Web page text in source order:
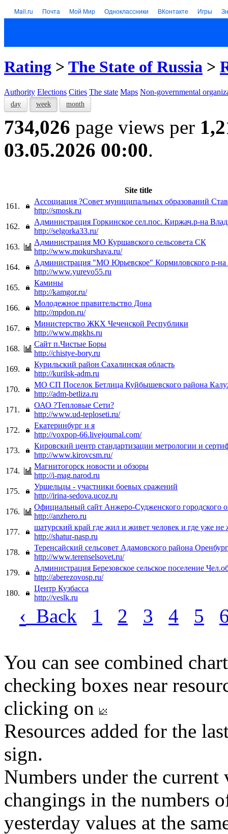
Mail.ru Почта Мой Мир Одноклассники ВКонтакте Игры
Rating > The State of Russia >
Authority Elections Cities The state Maps Non-governmental
day week month
734,026 page views per
03.05.2026 00:00.
Site title
161.
Ассоциация ?Совет муниципальных образований
http://smosk.ru
162.
Администрация Горкинское сел.пос. Киржач.р-на
http://selgorka33.ru/
163.
Администрация МО Куршавского сельсовета СК
http://www.mokurshava.ru/
164.
Администрация "МО Юрьевское" Кормиловского р-на
http://www.yurevo55.ru
165.
Камины
http://kamgor.ru/
166.
Молодежное правительство Дона
http://mpdon.ru/
167.
Министерство ЖКХ Чеченской Республики
http://www.mgkhs.ru
168.
Сайт п.Чистые Боры
http://chistye-bory.ru
169.
Курильский район Сахалинская область
http://kurilsk-adm.ru
170.
МО СП Поселок Бетлица Куйбышевского района
http://adm-betliza.ru
171.
ОАО ?Тепловые Cети?
http://www.ud-teploseti.ru/
172.
Екатеринбург и я
http://voxpop-66.livejournal.com/
173.
Кировский центр стандартизации метрологии и
http://www.kirovcsm.ru/
174.
Магнитогорск новости и обзоры
http://i-mag.narod.ru
175.
Уршельцы - участники боевых сражений
http://irina-sedova.ucoz.ru
176.
Официальный сайт Анжеро-Судженского городского
http://anzhero.ru
177.
шатурский край где жил и живет человек и где уже не
http://shatur-nasp.ru
178.
Теренсайский сельсовет Адамовского района
http://www.terenselsovet.ru/
179.
Администрация Березовское сельское поселение
http://aberezovosp.ru/
180.
Центр Кузбасса
http://veslk.ru
‹ Back 1 2 3 4 5
You can see combined
checking boxes near
clicking on
Resources added for the
sign.
Numbers under the
changings in the numbers
yesterday values at the